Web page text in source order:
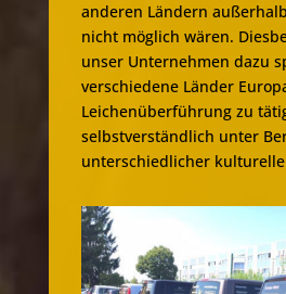
anderen Ländern
nicht möglich wären.
unser Unternehmen dazu
verschiedene Länder
Leichenüberführung zu
selbstverständlich unter
unterschiedlicher